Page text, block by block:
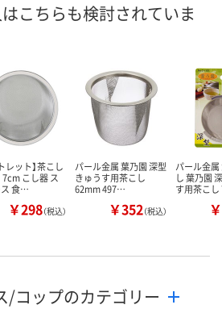
カゴへ カ
こちらも検討されていま
レット】茶こし
7cm こし器 ス
食…
￥298（税込）
パール金属 葉乃園 深型
きゅうす用茶こし
62mm 497…
￥352（税込）
パール金
し 葉乃園
す用茶こ
/コップのカテゴリー